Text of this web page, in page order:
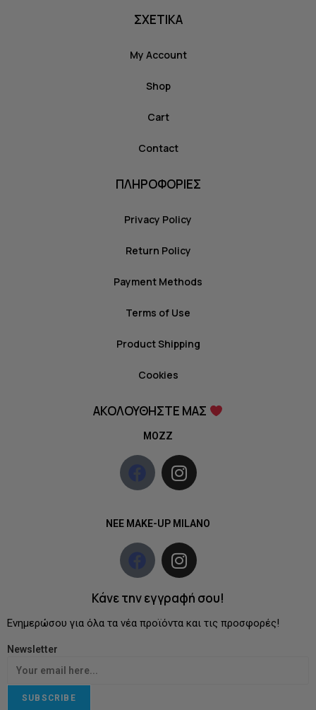
ΣΧΕΤΙΚΑ
My Account
Shop
Cart
Contact
ΠΛΗΡΟΦΟΡΙΕΣ
Privacy Policy
Return Policy
Payment Methods
Terms of Use
Product Shipping
Cookies
ΑΚΟΛΟΥΘΗΣΤΕ ΜΑΣ
MOZZ
NEE MAKE-UP MILANO
Κάνε την εγγραφή σου!
Ενημερώσου για όλα τα νέα προϊόντα και τις προσφορές!
Newsletter
SUBSCRIBE